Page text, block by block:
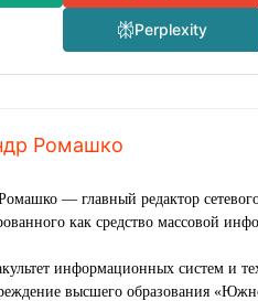
Perplexity
Ромашко
— главный редактор
как средство массовой
информационных систем и
высшего образования